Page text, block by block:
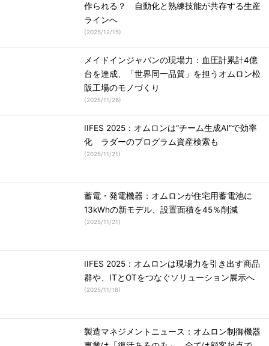
作られる？ 自動化と熟練技能が共存する生産
ラインへ
(2025/12/15)
メイドインジャパンの現場力：血圧計累計4億
台を達成、「世界同一品質」を担うオムロン松
阪工場のモノづくり
(2025/11/26)
IIFES 2025：オムロンは“チーム生成AI”で効率
化 ラダーのプログラム資産検索も
(2025/11/21)
蓄電・発電機器：オムロンが住宅用蓄電池に
13kWhの新モデル、設置面積を45％削減
(2025/11/21)
IIFES 2025：オムロンは現場力を引き出す商品
群や、ITとOTをつなぐソリューション展示へ
(2025/11/18)
製造マネジメントニュース：オムロン制御機器